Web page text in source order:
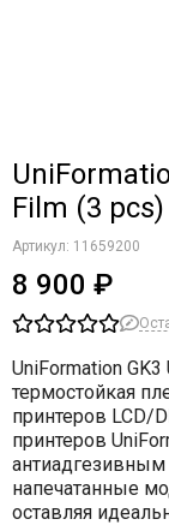
Film (3 pcs)
Артикул: 11659200
8 900 ₽
UniFormation GK3
термостойкая
принтеров LCD/
принтеров
напечатанные
оставляя